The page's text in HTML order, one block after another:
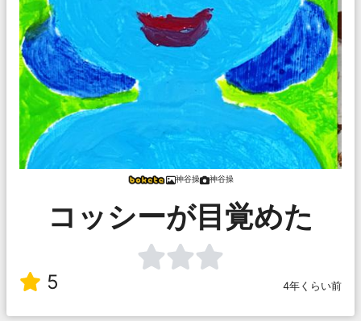
神谷操 神谷操
コッシーが目覚めた
5 4年くらい前